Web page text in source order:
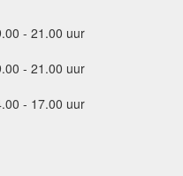
- 21.00 uur
- 21.00 uur
- 17.00 uur